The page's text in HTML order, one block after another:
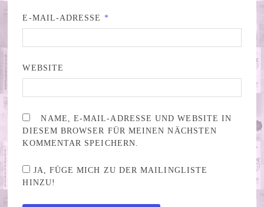
E-MAIL-ADRESSE *
WEBSITE
NAME, E-MAIL-ADRESSE UND WEBSITE IN
DIESEM BROWSER FÜR MEINEN NÄCHSTEN
KOMMENTAR SPEICHERN.
JA, FÜGE MICH ZU DER MAILINGLISTE
HINZU!